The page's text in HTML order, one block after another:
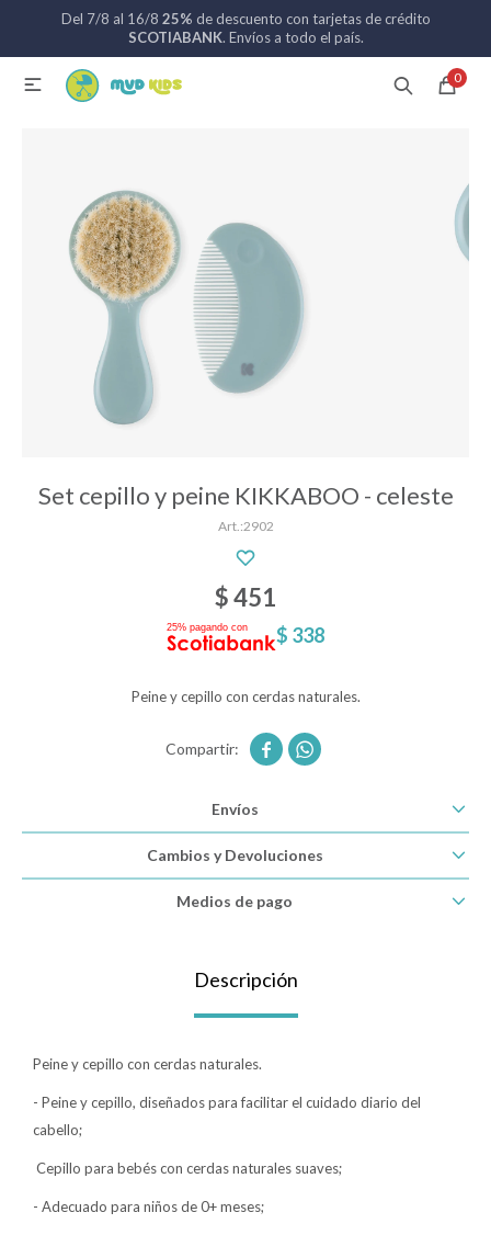
Del 7/8 al 16/8 25% de descuento con tarjetas de crédito
SCOTIABANK. Envíos a todo el país.
0

Set cepillo y peine KIKKABOO - celeste
2902
$451
$ 338
Peine y cepillo con cerdas naturales.
 
Envíos
Cambios y Devoluciones
Medios de pago
Descripción
Peine y cepillo con cerdas naturales.
- Peine y cepillo, diseñados para facilitar el cuidado diario del
cabello;
Cepillo para bebés con cerdas naturales suaves;
- Adecuado para niños de 0+ meses;
MI CUENTA
Catálogo Nuevos ingresos
Sillas de auto
Lactancia
Alimentación
Paseo y seguridad
Vestimenta
Gift cards